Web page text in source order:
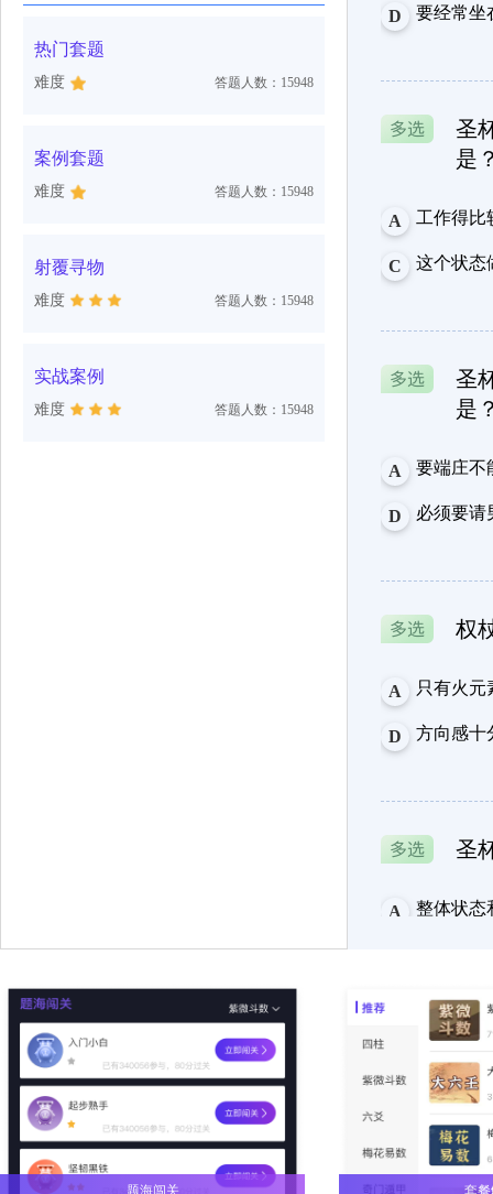
热门套题
难度 答题人数：15948
案例套题
难度 答题人数：15948
射覆寻物
难度 答题人数：15948
实战案例
难度 答题人数：15948
D 要经常坐
圣
是
A 工作得比
C 这个状态
圣
是
A 要端庄不
D 必须要请
权
A 只有火元
D 方向感十
圣
A 整体状态
权
处于卡顿
D 主要是睡
题海闯关 套